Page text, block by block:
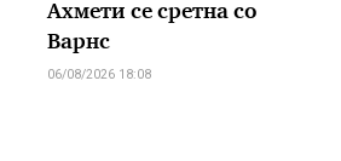
Ахмети се сретна со
Варнс
06/08/2026 18:08